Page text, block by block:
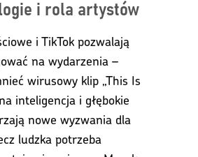
i rola artystów
i TikTok pozwalają
na wydarzenia –
wirusowy klip „This Is
inteligencja i głębokie
nowe wyzwania dla
ludzka potrzeba